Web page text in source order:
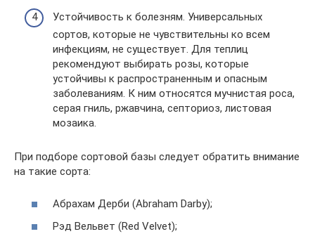
Устойчивость к болезням. Универсальных
сортов, которые не чувствительны ко всем
инфекциям, не существует. Для теплиц
рекомендуют выбирать розы, которые
устойчивы к распространенным и опасным
заболеваниям. К ним относятся мучнистая роса,
серая гниль, ржавчина, септориоз, листовая
мозаика.
При подборе сортовой базы следует обратить внимание
на такие сорта:
Абрахам Дерби (Abraham Darby);
Рэд Вельвет (Red Velvet);